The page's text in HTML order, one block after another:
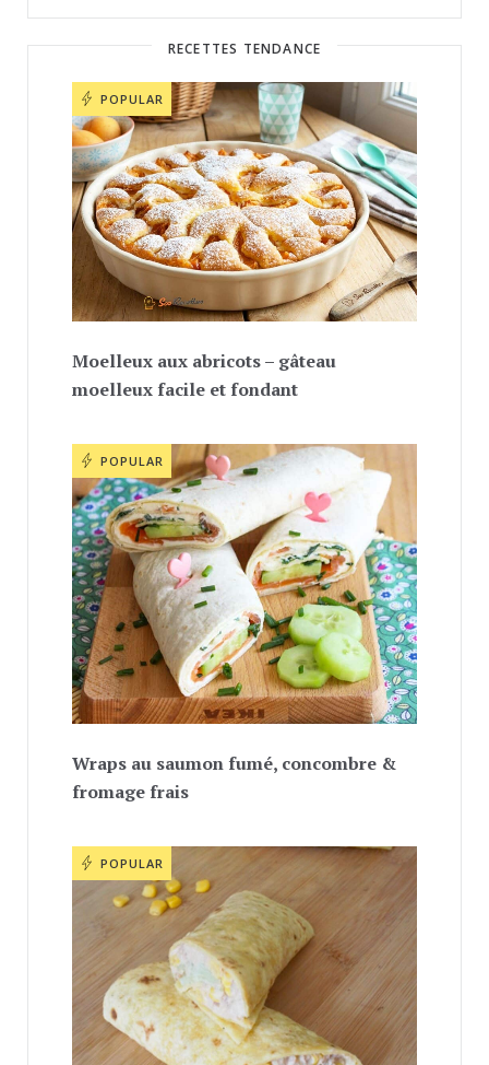
RECETTES TENDANCE
POPULAR
Moelleux aux abricots – gâteau
moelleux facile et fondant
POPULAR
Wraps au saumon fumé, concombre &
fromage frais
POPULAR